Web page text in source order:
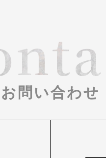
お問い合わせ